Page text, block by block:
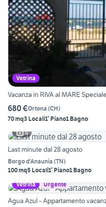
Vetrina
Vacanza in RIVA al MARE
680 €Ortona (CH)
70 mq3 Locali1° Piano1 Bagno
4
Last minute dal 28 agosto
Borgo d'Anaunia (TN)
100 mq5 Locali1° Piano1 Bagno
Vetrina
Urgente
Agua Azul - Appartamento